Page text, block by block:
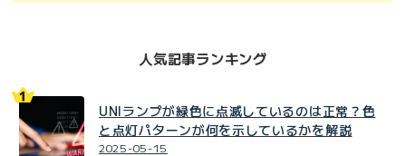
人気記事ランキング
UNIランプが緑色に点滅しているのは正常？色
と点灯パターンが何を示しているかを解説
2025-05-15